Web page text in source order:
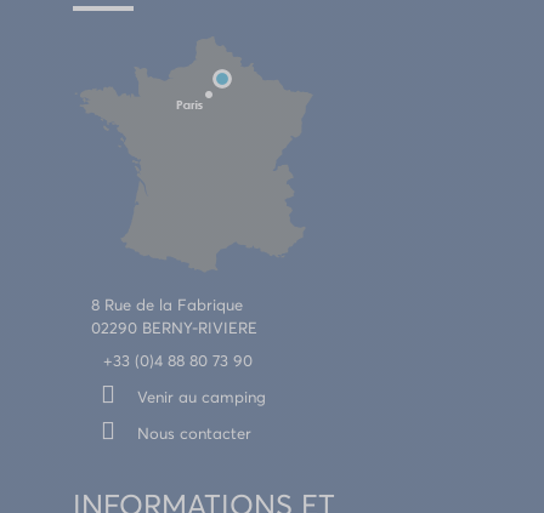
8 Rue de la Fabrique
02290 BERNY-RIVIERE
+33 (0)4 88 80 73 90
Venir au camping
Nous contacter
INFORMATIONS ET